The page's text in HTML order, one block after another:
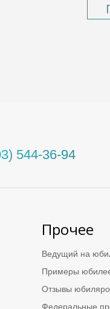
544-36-94
Прочее
Ведущий на
Примеры
Отзывы
Федеральные